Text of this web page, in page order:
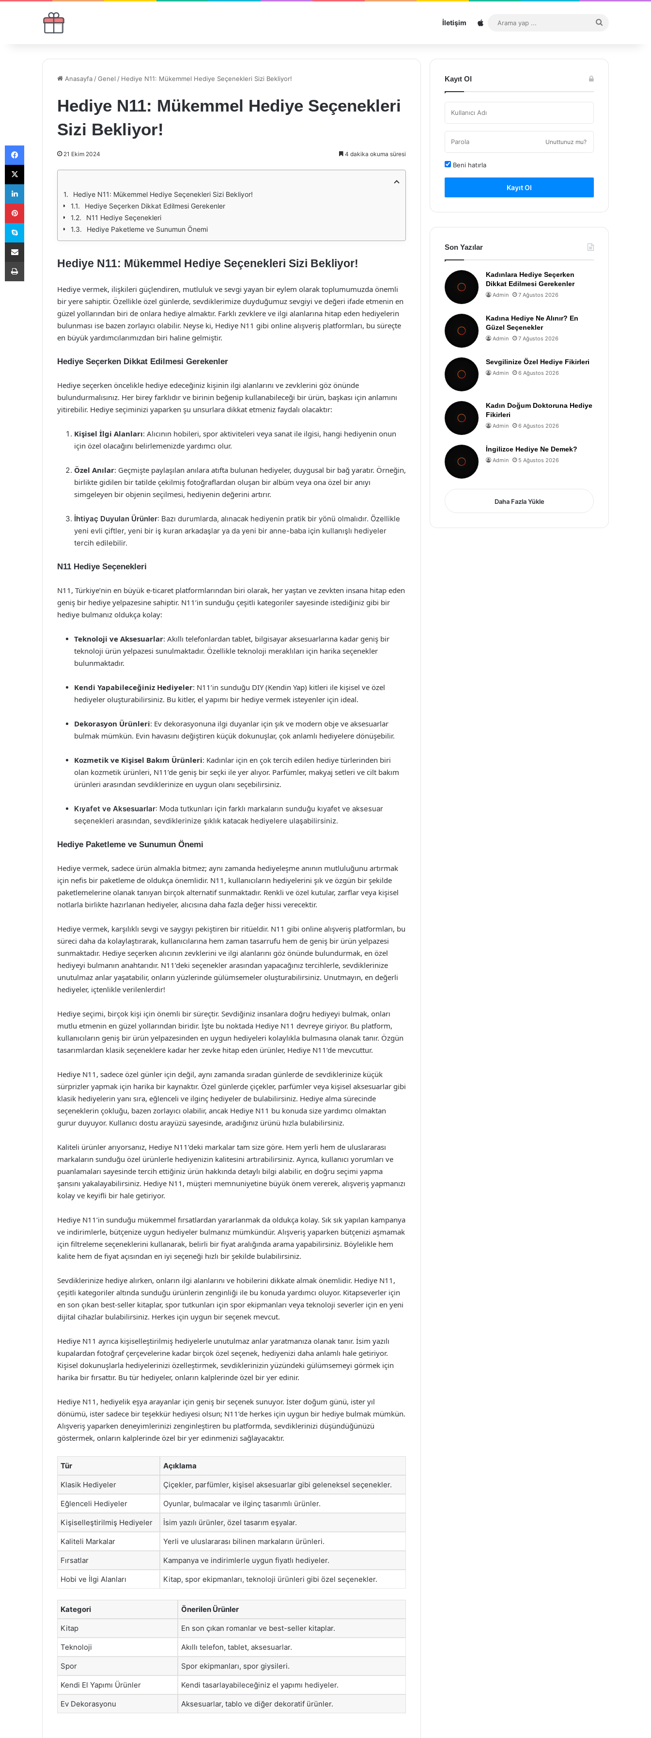
İletişim Sitemap
...
Anasayfa /Genel / Hediye N11: Mükemmel Hediye Seçenekleri Sizi Bekliyor!
Hediye N11: Mükemmel Hediye Seçenekleri
Sizi Bekliyor!
21 Ekim 2024 4 dakika okuma süresi
Hediye N11: Mükemmel Hediye Seçenekleri Sizi Bekliyor!
Hediye Seçerken Dikkat Edilmesi Gerekenler
N11 Hediye Seçenekleri
Hediye Paketleme ve Sunumun Önemi
Hediye N11: Mükemmel Hediye Seçenekleri Sizi Bekliyor!
Hediye vermek, ilişkileri güçlendiren, mutluluk ve sevgi yayan bir eylem olarak toplumumuzda önemli
bir yere sahiptir. Özellikle özel günlerde, sevdiklerimize duyduğumuz sevgiyi ve değeri ifade etmenin en
güzel yollarından biri de onlara hediye almaktır. Farklı zevklere ve ilgi alanlarına hitap eden hediyelerin
bulunması ise bazen zorlayıcı olabilir. Neyse ki, Hediye N11 gibi online alışveriş platformları, bu süreçte
en büyük yardımcılarımızdan biri haline gelmiştir.
Hediye Seçerken Dikkat Edilmesi Gerekenler
Hediye seçerken öncelikle hediye edeceğiniz kişinin ilgi alanlarını ve zevklerini göz önünde
bulundurmalısınız. Her birey farklıdır ve birinin beğenip kullanabileceği bir ürün, başkası için anlamını
yitirebilir. Hediye seçiminizi yaparken şu unsurlara dikkat etmeniz faydalı olacaktır:
Kişisel İlgi Alanları: Alıcının hobileri, spor aktiviteleri veya sanat ile ilgisi, hangi hediyenin onun
için özel olacağını belirlemenizde yardımcı olur.
Özel Anılar: Geçmişte paylaşılan anılara atıfta bulunan hediyeler, duygusal bir bağ yaratır. Örneğin,
birlikte gidilen bir tatilde çekilmiş fotoğraflardan oluşan bir albüm veya ona özel bir anıyı
simgeleyen bir objenin seçilmesi, hediyenin değerini artırır.
İhtiyaç Duyulan Ürünler: Bazı durumlarda, alınacak hediyenin pratik bir yönü olmalıdır. Özellikle
yeni evli çiftler, yeni bir iş kuran arkadaşlar ya da yeni bir anne-baba için kullanışlı hediyeler
tercih edilebilir.
N11 Hediye Seçenekleri
N11, Türkiye’nin en büyük e-ticaret platformlarından biri olarak, her yaştan ve zevkten insana hitap eden
geniş bir hediye yelpazesine sahiptir. N11’in sunduğu çeşitli kategoriler sayesinde istediğiniz gibi bir
hediye bulmanız oldukça kolay:
Teknoloji ve Aksesuarlar: Akıllı telefonlardan tablet, bilgisayar aksesuarlarına kadar geniş bir
teknoloji ürün yelpazesi sunulmaktadır. Özellikle teknoloji meraklıları için harika seçenekler
bulunmaktadır.
Kendi Yapabileceğiniz Hediyeler: N11’in sunduğu DIY (Kendin Yap) kitleri ile kişisel ve özel
hediyeler oluşturabilirsiniz. Bu kitler, el yapımı bir hediye vermek isteyenler için ideal.
Dekorasyon Ürünleri: Ev dekorasyonuna ilgi duyanlar için şık ve modern obje ve aksesuarlar
bulmak mümkün. Evin havasını değiştiren küçük dokunuşlar, çok anlamlı hediyelere dönüşebilir.
Kozmetik ve Kişisel Bakım Ürünleri: Kadınlar için en çok tercih edilen hediye türlerinden biri
olan kozmetik ürünleri, N11’de geniş bir seçki ile yer alıyor. Parfümler, makyaj setleri ve cilt bakım
ürünleri arasından sevdiklerinize en uygun olanı seçebilirsiniz.
Kıyafet ve Aksesuarlar: Moda tutkunları için farklı markaların sunduğu kıyafet ve aksesuar
seçenekleri arasından, sevdiklerinize şıklık katacak hediyelere ulaşabilirsiniz.
Hediye Paketleme ve Sunumun Önemi
Hediye vermek, sadece ürün almakla bitmez; aynı zamanda hediyeleşme anının mutluluğunu artırmak
için nefis bir paketleme de oldukça önemlidir. N11, kullanıcıların hediyelerini şık ve özgün bir şekilde
paketlemelerine olanak tanıyan birçok alternatif sunmaktadır. Renkli ve özel kutular, zarflar veya kişisel
notlarla birlikte hazırlanan hediyeler, alıcısına daha fazla değer hissi verecektir.
Hediye vermek, karşılıklı sevgi ve saygıyı pekiştiren bir ritüeldir. N11 gibi online alışveriş platformları, bu
süreci daha da kolaylaştırarak, kullanıcılarına hem zaman tasarrufu hem de geniş bir ürün yelpazesi
sunmaktadır. Hediye seçerken alıcının zevklerini ve ilgi alanlarını göz önünde bulundurmak, en özel
hediyeyi bulmanın anahtarıdır. N11’deki seçenekler arasından yapacağınız tercihlerle, sevdiklerinize
unutulmaz anlar yaşatabilir, onların yüzlerinde gülümsemeler oluşturabilirsiniz. Unutmayın, en değerli
hediyeler, içtenlikle verilenlerdir!
Hediye seçimi, birçok kişi için önemli bir süreçtir. Sevdiğiniz insanlara doğru hediyeyi bulmak, onları
mutlu etmenin en güzel yollarından biridir. İşte bu noktada Hediye N11 devreye giriyor. Bu platform,
kullanıcıların geniş bir ürün yelpazesinden en uygun hediyeleri kolaylıkla bulmasına olanak tanır. Özgün
tasarımlardan klasik seçeneklere kadar her zevke hitap eden ürünler, Hediye N11’de mevcuttur.
Hediye N11, sadece özel günler için değil, aynı zamanda sıradan günlerde de sevdiklerinize küçük
sürprizler yapmak için harika bir kaynaktır. Özel günlerde çiçekler, parfümler veya kişisel aksesuarlar gibi
klasik hediyelerin yanı sıra, eğlenceli ve ilginç hediyeler de bulabilirsiniz. Hediye alma sürecinde
seçeneklerin çokluğu, bazen zorlayıcı olabilir, ancak Hediye N11 bu konuda size yardımcı olmaktan
gurur duyuyor. Kullanıcı dostu arayüzü sayesinde, aradığınız ürünü hızla bulabilirsiniz.
Kaliteli ürünler arıyorsanız, Hediye N11’deki markalar tam size göre. Hem yerli hem de uluslararası
markaların sunduğu özel ürünlerle hediyenizin kalitesini artırabilirsiniz. Ayrıca, kullanıcı yorumları ve
puanlamaları sayesinde tercih ettiğiniz ürün hakkında detaylı bilgi alabilir, en doğru seçimi yapma
şansını yakalayabilirsiniz. Hediye N11, müşteri memnuniyetine büyük önem vererek, alışveriş yapmanızı
kolay ve keyifli bir hale getiriyor.
Hediye N11’in sunduğu mükemmel fırsatlardan yararlanmak da oldukça kolay. Sık sık yapılan kampanya
ve indirimlerle, bütçenize uygun hediyeler bulmanız mümkündür. Alışveriş yaparken bütçenizi aşmamak
için filtreleme seçeneklerini kullanarak, belirli bir fiyat aralığında arama yapabilirsiniz. Böylelikle hem
kalite hem de fiyat açısından en iyi seçeneği hızlı bir şekilde bulabilirsiniz.
Sevdiklerinize hediye alırken, onların ilgi alanlarını ve hobilerini dikkate almak önemlidir. Hediye N11,
çeşitli kategoriler altında sunduğu ürünlerin zenginliği ile bu konuda yardımcı oluyor. Kitapseverler için
en son çıkan best-seller kitaplar, spor tutkunları için spor ekipmanları veya teknoloji severler için en yeni
dijital cihazlar bulabilirsiniz. Herkes için uygun bir seçenek mevcut.
Hediye N11 ayrıca kişiselleştirilmiş hediyelerle unutulmaz anlar yaratmanıza olanak tanır. İsim yazılı
kupalardan fotoğraf çerçevelerine kadar birçok özel seçenek, hediyenizi daha anlamlı hale getiriyor.
Kişisel dokunuşlarla hediyelerinizi özelleştirmek, sevdiklerinizin yüzündeki gülümsemeyi görmek için
harika bir fırsattır. Bu tür hediyeler, onların kalplerinde özel bir yer edinir.
Hediye N11, hediyelik eşya arayanlar için geniş bir seçenek sunuyor. İster doğum günü, ister yıl
dönümü, ister sadece bir teşekkür hediyesi olsun; N11’de herkes için uygun bir hediye bulmak mümkün.
Alışveriş yaparken deneyimlerinizi zenginleştiren bu platformda, sevdiklerinizi düşündüğünüzü
göstermek, onların kalplerinde özel bir yer edinmenizi sağlayacaktır.
Tür Açıklama
Klasik Hediyeler Çiçekler, parfümler, kişisel aksesuarlar gibi geleneksel seçenekler.
Eğlenceli Hediyeler Oyunlar, bulmacalar ve ilginç tasarımlı ürünler.
Kişiselleştirilmiş Hediyeler İsim yazılı ürünler, özel tasarım eşyalar.
Kaliteli Markalar Yerli ve uluslararası bilinen markaların ürünleri.
Fırsatlar Kampanya ve indirimlerle uygun fiyatlı hediyeler.
Hobi ve İlgi Alanları Kitap, spor ekipmanları, teknoloji ürünleri gibi özel seçenekler.
Kategori Önerilen Ürünler
Kitap En son çıkan romanlar ve best-seller kitaplar.
Teknoloji Akıllı telefon, tablet, aksesuarlar.
Spor Spor ekipmanları, spor giysileri.
Kendi El Yapımı Ürünler Kendi tasarlayabileceğiniz el yapımı hediyeler.
Ev Dekorasyonu Aksesuarlar, tablo ve diğer dekoratif ürünler.
Kayıt Ol
Unuttunuz mu?
Beni hatırla
Kayıt Ol
Son Yazılar
Kadınlara Hediye Seçerken
Dikkat Edilmesi Gerekenler
Admin 7 Ağustos 2026
Kadına Hediye Ne Alınır? En
Güzel Seçenekler
Admin 7 Ağustos 2026
Sevgilinize Özel Hediye Fikirleri
Admin 6 Ağustos 2026
Kadın Doğum Doktoruna Hediye
Fikirleri
Admin 6 Ağustos 2026
İngilizce Hediye Ne Demek?
Admin 5 Ağustos 2026
Daha Fazla Yükle
Facebook
X
LinkedIn
Pinterest
Skype
E-Posta ile paylaş